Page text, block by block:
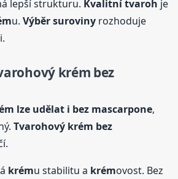
lepší strukturu. Kvalitní tvaroh je
u.Výběr suroviny rozhoduje
krém bez
lze udělat i bez mascarpone,
Tvarohový krém bez
krému stabilitu a krémovost. Bez